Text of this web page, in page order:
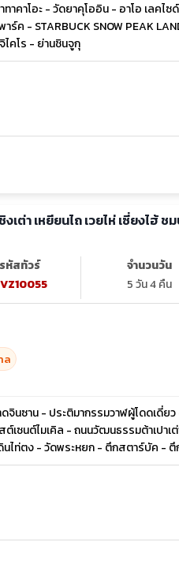
คาโอะ - วัดยาคุโออิน - อาโอ เลคไซ
ร์ค - STARBUCK SNOW PEAK
คโร - ย่านชินจูกุ
งเต่า เหยียนไถ เวยไห่ เซี่ยงไฮ้
รหัสทัวร์
จำนวนวัน
5 วัน 4 คืน
ล
จินซาน - ประติมากรรมวาฬผู้โดดเดี่
ซนต์ไมเคิล - ถนนวัฒนธรรมต้าเปาเ
ไท่ตง - วัดพระหยก - ตึกสตาร์บัค -